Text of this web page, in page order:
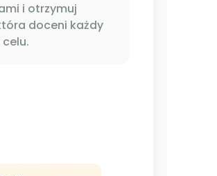
i otrzymuj
doceni każdy